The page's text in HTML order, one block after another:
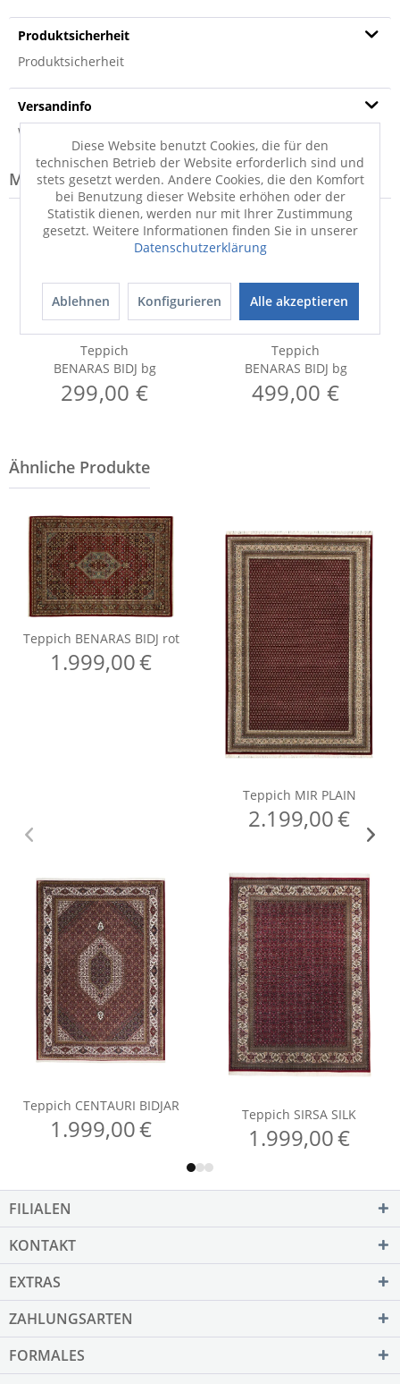
Produktsicherheit
Produktsicherheit
Versandinfo
Weitere Informationen zum Versand...
Modell-Familie: BENARAS
Teppich
BENARAS BIDJ bg
299,00 €
Teppich
BENARAS BIDJ bg
499,00 €
FILIALEN
KONTAKT
EXTRAS
ZAHLUNGSARTEN
FORMALES
Diese Website benutzt Cookies, die für den
technischen Betrieb der Website erforderlich sind und
stets gesetzt werden. Andere Cookies, die den Komfort
bei Benutzung dieser Website erhöhen oder der
Statistik dienen, werden nur mit Ihrer Zustimmung
gesetzt. Weitere Informationen finden Sie in unserer
Datenschutzerklärung
Ablehnen Konfigurieren Alle akzeptieren